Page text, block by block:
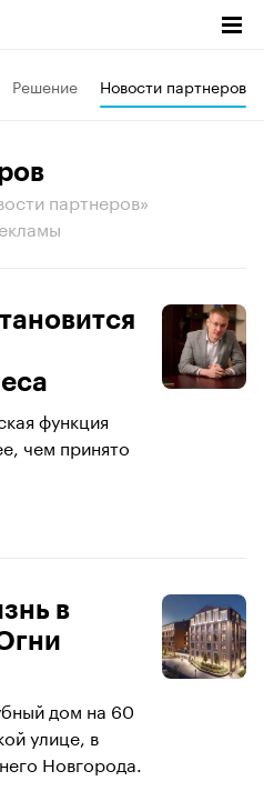
Решение Новости партнеров
партнеров»
функция
чем принято
в
дом на 60
улице, в
Новгорода.